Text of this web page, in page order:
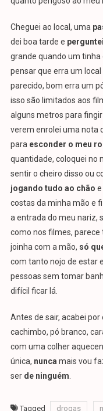
Cheguei ao local, uma
dei boa tarde e
grande quando um tinha
pensar que erra um
parecido, bom erra um
isso são limitados aos
alguns metros para
verem enrolei uma nota
para esconder o meu
quantidade, coloquei no
sentir o cheiro disso ou
jogando tudo ao chão
costas da minha mão e
a entrada do meu nariz,
como nos filmes,
joinha com a mão, só
com tanto nojo de estar
pessoas sem tomar
difícil ficar lá.
Antes de sair, acabei
cachimbo, pó branco,
com uma colher
única, nunca mais vou
ser de ninguém
Tagged drogas